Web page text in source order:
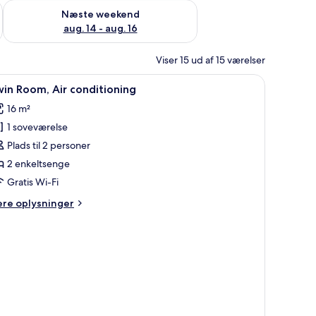
aug. 7 - aug. 9
Næste weekend
aug. 14 - aug. 16
Tjek tilgængelighed for næste weekend aug. 14 - aug. 16
Viser 15 ud af 15 værelser
tv monteret på væggen og et dekorativt vægmaleri.
Et værelse med to senge, tapet på væggen,
4 Room, Air conditioning
16 m²
1 soveværelse
Plads til 2 personer
2 enkeltsenge
Gratis Wi-Fi
oplysninger